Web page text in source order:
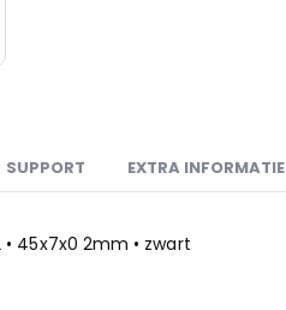
SUPPORT EXTRA INFORMATIE
• 45x7x0 2mm • zwart